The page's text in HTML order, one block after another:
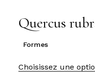
Quercus
Formes
Choisissez une